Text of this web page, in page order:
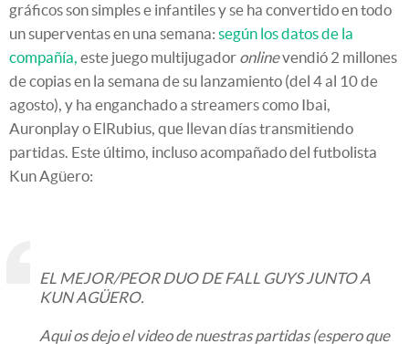
gráficos son simples e infantiles y se ha convertido en todo
un superventas en una semana: según los datos de la
compañía, este juego multijugador onlinevendió 2 millones
de copias en la semana de su lanzamiento (del 4 al 10 de
agosto), y ha enganchado a streamers como Ibai,
Auronplay o ElRubius, que llevan días transmitiendo
partidas. Este último, incluso acompañado del futbolista
Kun Agüero:
EL MEJOR/PEOR DUO DE FALL GUYS JUNTO A
KUN AGÜERO.
Aqui os dejo el video de nuestras partidas (espero que